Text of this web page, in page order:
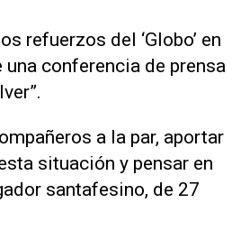
refuerzos del ‘Globo’ en
conferencia de prensa
a la par, aportar
situación y pensar en
santafesino, de 27